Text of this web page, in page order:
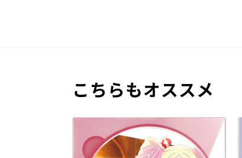
こちらもオススメ